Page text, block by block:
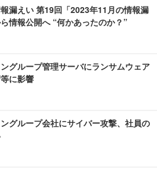
漏えい 第19回「2023年11月の情報漏
情報公開へ “何かあったのか？”
グループ管理サーバにランサムウェア
に影響
グループ会社にサイバー攻撃、社員の